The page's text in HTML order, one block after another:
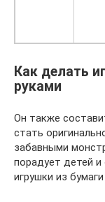
Как делать
руками
Он также
стать
забавными
порадует детей
игрушки из